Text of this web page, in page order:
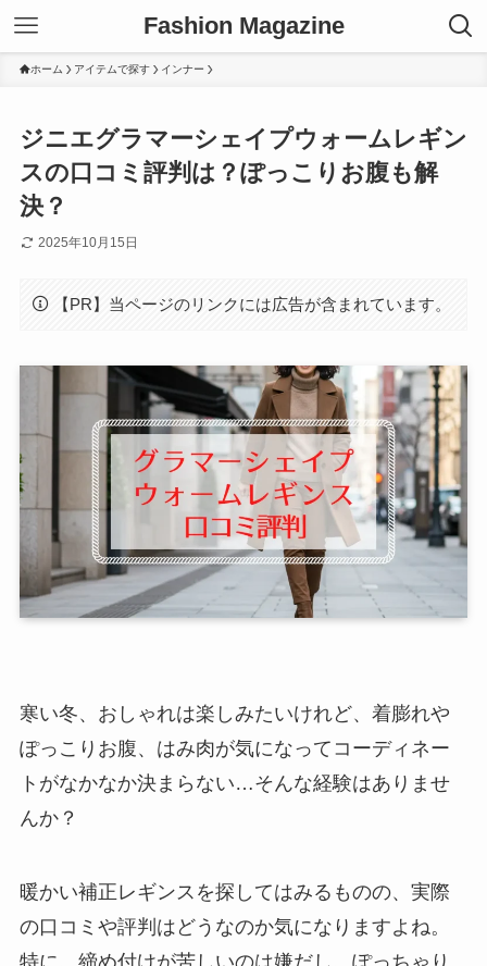
Fashion Magazine
ホーム アイテムで探す インナー
ジニエグラマーシェイプウォームレギン
スの口コミ評判は？ぽっこりお腹も解
決？
2025年10月15日
【PR】当ページのリンクには広告が含まれています。
寒い冬、おしゃれは楽しみたいけれど、着膨れや
ぽっこりお腹、はみ肉が気になってコーディネー
トがなかなか決まらない…そんな経験はありませ
んか？
暖かい補正レギンスを探してはみるものの、実際
の口コミや評判はどうなのか気になりますよね。
特に、締め付けが苦しいのは嫌だし、ぽっちゃり